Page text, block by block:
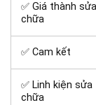
✅ Giá thành sửa
chữa
✅ Cam kết
✅ Linh kiện sửa
chữa